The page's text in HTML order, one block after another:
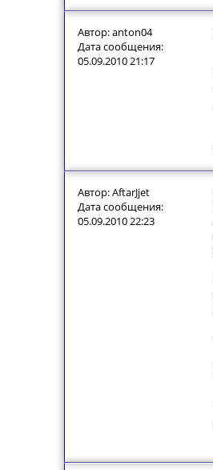
Автор: anton04
Дата сообщения:
05.09.2010 21:17
Автор: AftarJjet
Дата сообщения:
05.09.2010 22:23